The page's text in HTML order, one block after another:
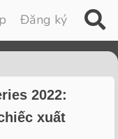
Đăng ký
2022:
xuất